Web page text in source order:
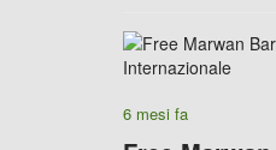
6 mesi fa